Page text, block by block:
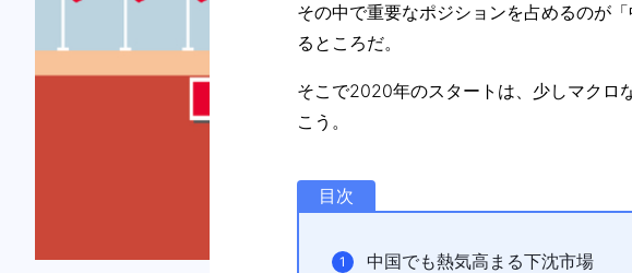
その中で重要なポジションを占めるのが
るところだ。
そこで2020年のスタートは、少しマクロ
こう。
目次
中国でも熱気高まる下沈市場